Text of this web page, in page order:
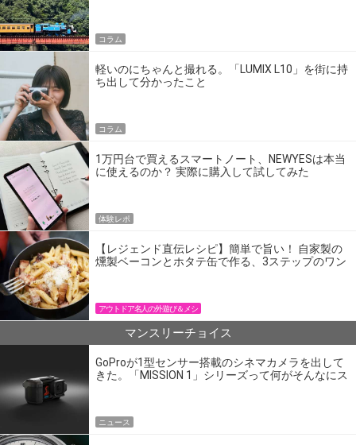
コラム
軽いのにちゃんと撮れる。「LUMIX L10」を街に持
ち出して分かったこと
コラム
1万円台で買えるスマートノート、NEWYESは本当
に使えるのか？ 実際に購入して試してみた
体験レポ
【レジェンド直伝レシピ】簡単で旨い！ 自家製の
燻製ベーコンとホタテ缶で作る、3ステップのワン
アウトドア名人の外遊び＆メシ
マンスリーチョイス
GoProが1型センサー搭載のシネマカメラを出して
きた。「MISSION 1」シリーズって何がそんなにス
ニュース